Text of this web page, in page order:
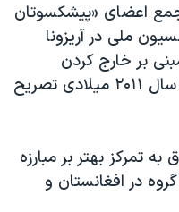
جمع اعضای «پیشکسوتان
ملی در آریزونا
بر خارج کردن
نیروهای ایالات متحده از عراق تا سال ۲۰۱۱ میلادی تصریح
تمرکز بهتر بر مبارزه
در افغانستان و